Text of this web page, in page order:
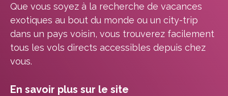
Que vous soyez à la recherche de vacances
exotiques au bout du monde ou un city-trip
dans un pays voisin, vous trouverez facilement
tous les vols directs accessibles depuis chez
vous.
En savoir plus sur le site